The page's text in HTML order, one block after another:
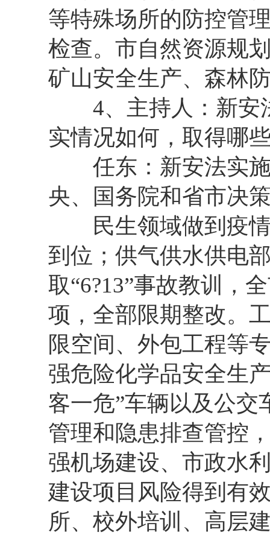
等特殊场所的防控管
检查。市自然资源规
矿山安全生产、森林
4、主持人：新安
实情况如何，取得哪
任东：新安法实施
央、国务院和省市决
民生领域做到疫情
到位；供气供水供电
取“6?13”事故教训，
项，全部限期整改。
限空间、外包工程等
强危险化学品安全生
客一危”车辆以及公交
管理和隐患排查管控
强机场建设、市政水
建设项目风险得到有
所、校外培训、高层